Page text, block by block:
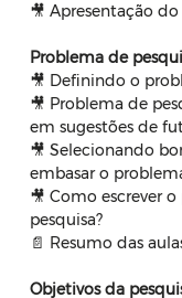
🎥 Apresentação do
🎥 Definindo o
🎥 Problema de
em sugestões de
🎥 Selecionando
embasar o
🎥 Como escrever
pesquisa?
📄 Resumo das